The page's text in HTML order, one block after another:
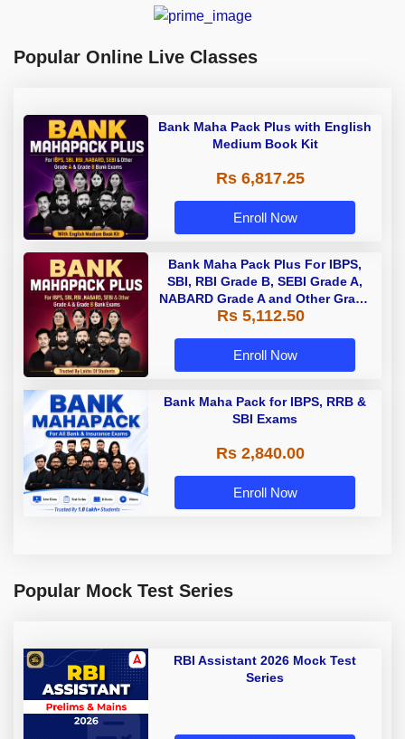
Popular Online Live Classes
Bank Maha Pack Plus with English
Medium Book Kit
Rs 6,817.25
Enroll Now
Bank Maha Pack Plus For IBPS,
SBI, RBI Grade B, SEBI Grade A,
NABARD Grade A and Other Grade
A & Grade B Bank Exams
Rs 5,112.50
Enroll Now
Bank Maha Pack for IBPS, RRB &
SBI Exams
Rs 2,840.00
Enroll Now
Popular Mock Test Series
RBI Assistant 2026 Mock Test
Series